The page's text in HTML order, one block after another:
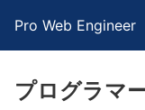
Pro Web Engineer
プログラマ